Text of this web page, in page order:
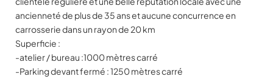
ancienneté de plus de 35 ans et aucune concurrence en
carrosserie dans un rayon de 20 km
Superficie :
-atelier / bureau :1000 mètres carré
-Parking devant fermé : 1250 mètres carré